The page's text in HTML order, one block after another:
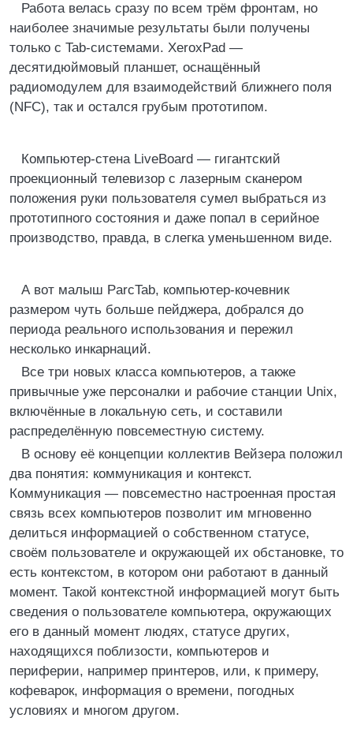
Работа велась сразу по всем трём фронтам, но
наиболее значимые результаты были получены
только с Tab-системами. XeroxPad —
десятидюймовый планшет, оснащённый
радиомодулем для взаимодействий ближнего поля
(NFC), так и остался грубым прототипом.
Компьютер-стена LiveBoard — гигантский
проекционный телевизор с лазерным сканером
положения руки пользователя сумел выбраться из
прототипного состояния и даже попал в серийное
производство, правда, в слегка уменьшенном виде.
А вот малыш ParcTab, компьютер-кочевник
размером чуть больше пейджера, добрался до
периода реального использования и пережил
несколько инкарнаций.
Все три новых класса компьютеров, а также
привычные уже персоналки и рабочие станции Unix,
включённые в локальную сеть, и составили
распределённую повсеместную систему.
В основу её концепции коллектив Вейзера положил
два понятия: коммуникация и контекст.
Коммуникация — повсеместно настроенная простая
связь всех компьютеров позволит им мгновенно
делиться информацией о собственном статусе,
своём пользователе и окружающей их обстановке, то
есть контекстом, в котором они работают в данный
момент. Такой контекстной информацией могут быть
сведения о пользователе компьютера, окружающих
его в данный момент людях, статусе других,
находящихся поблизости, компьютеров и
периферии, например принтеров, или, к примеру,
кофеварок, информация о времени, погодных
условиях и многом другом.